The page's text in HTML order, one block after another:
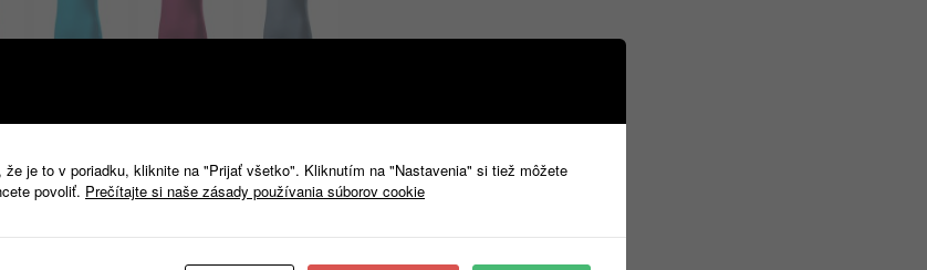
je to v poriadku, kliknite na "Prijať všetko". Kliknutím na "Nastavenia" si tiež môžete
povoliť. Prečítajte si naše zásady používania súborov cookie